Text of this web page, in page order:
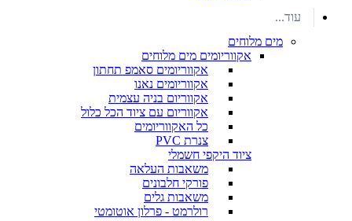
עוד...
מים מלוחים
אקווריומים מים מלוחים
אקווריומים סאמפ תחתון
אקווריומים נאנו
אקווריום בניה עצמית
אקווריום עם ציוד הכל כלול
כל האקווריומים
צנרת PVC
ציוד היקפי חשמלי
משאבות העלאה
פורקי חלבונים
משאבות גלים
רולרמט - פרלון אוטומטי